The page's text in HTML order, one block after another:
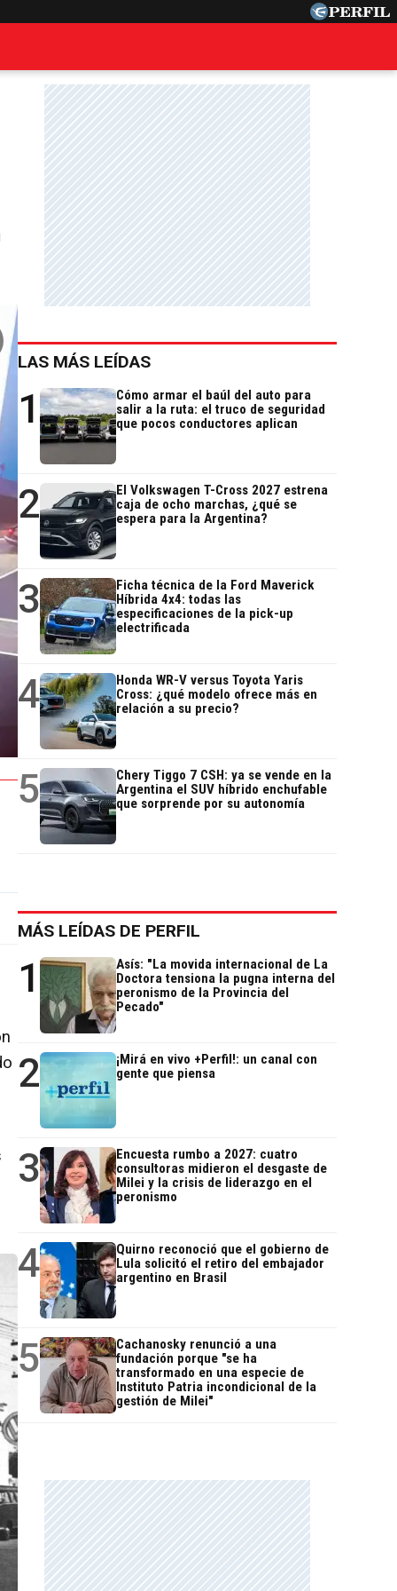
LAS MÁS LEÍDAS
1
Cómo armar el baúl del auto para
salir a la ruta: el truco de seguridad
que pocos conductores aplican
2
El Volkswagen T-Cross 2027 estrena
caja de ocho marchas, ¿qué se
espera para la Argentina?
3
Ficha técnica de la Ford Maverick
Híbrida 4x4: todas las
especificaciones de la pick-up
electrificada
4
Honda WR-V versus Toyota Yaris
Cross: ¿qué modelo ofrece más en
relación a su precio?
5
Chery Tiggo 7 CSH: ya se vende en la
Argentina el SUV híbrido enchufable
que sorprende por su autonomía
MÁS LEÍDAS DE PERFIL
1
Asís: "La movida internacional de La
Doctora tensiona la pugna interna del
peronismo de la Provincia del
Pecado"
2
¡Mirá en vivo +Perfil!: un canal con
gente que piensa
3
Encuesta rumbo a 2027: cuatro
consultoras midieron el desgaste de
Milei y la crisis de liderazgo en el
peronismo
4
Quirno reconoció que el gobierno de
Lula solicitó el retiro del embajador
argentino en Brasil
5
Cachanosky renunció a una
fundación porque "se ha
transformado en una especie de
Instituto Patria incondicional de la
gestión de Milei"